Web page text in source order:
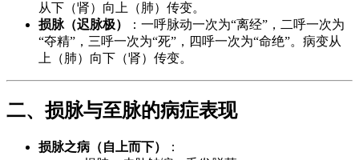
从下（肾）向上（肺）传变。
损脉（迟脉极）
：一呼脉动一次为“离经”，二呼一次为
“夺精”，三呼一次为“死”，四呼一次为“命绝”。病变从
上（肺）向下（肾）传变。
二、损脉与至脉的病症表现
损脉之病（自上而下）
：